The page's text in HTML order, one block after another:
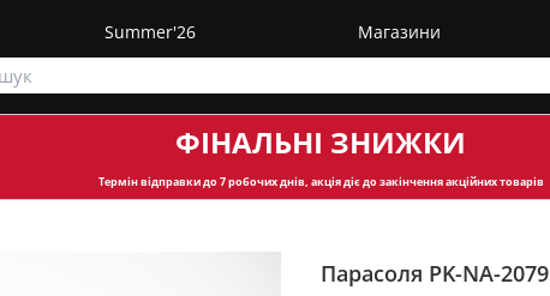
Summer'26 Магазини
ФІНАЛЬНІ ЗНИЖКИ
Термін відправкидо 7 робочих днів, акція діє до закінчення акційних товарів
Парасоля PK-NA-2079